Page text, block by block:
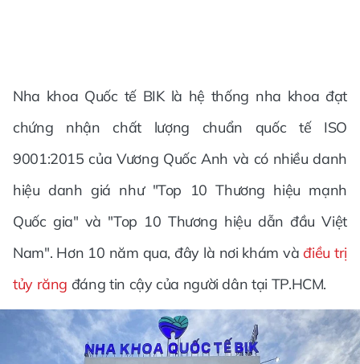
Nha khoa Quốc tế BIK là hệ thống nha khoa đạt
chứng nhận chất lượng chuẩn quốc tế ISO
9001:2015 của Vương Quốc Anh và có nhiều danh
hiệu danh giá như "Top 10 Thương hiệu mạnh
Quốc gia" và "Top 10 Thương hiệu dẫn đầu Việt
Nam". Hơn 10 năm qua, đây là nơi khám vàđiều trị
tủy răng đáng tin cậy của người dân tại TP.HCM.